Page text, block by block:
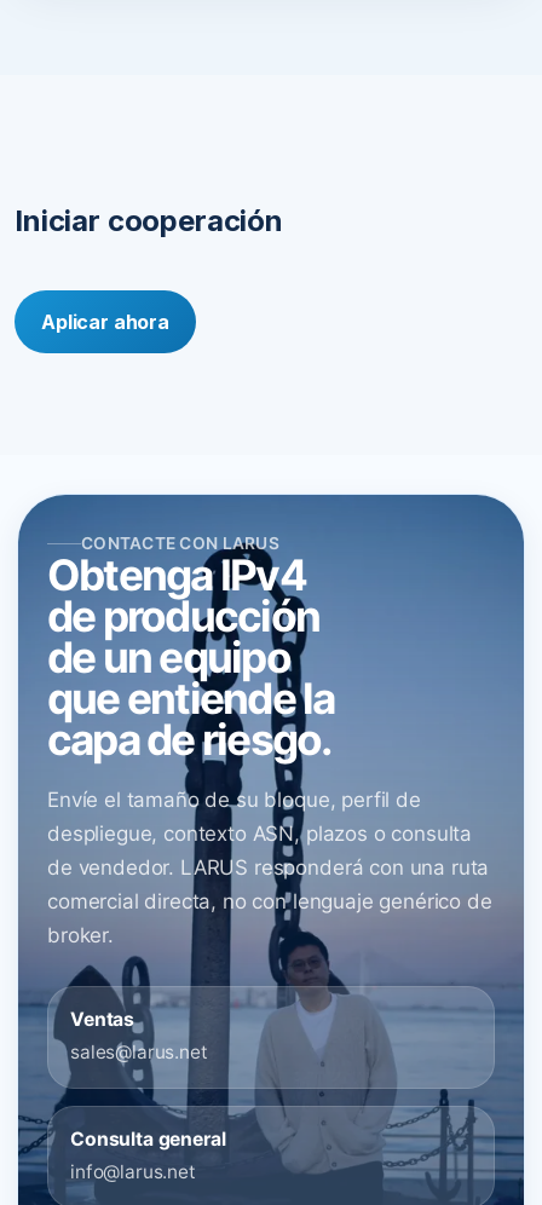
Iniciar cooperación
Aplicar ahora
CONTACTE CON LARUS
Obtenga IPv4
de producción
de un equipo
que entiende la
capa de riesgo.
Envíe el tamaño de su bloque, perfil de
despliegue, contexto ASN, plazos o consulta
de vendedor. LARUS responderá con una ruta
comercial directa, no con lenguaje genérico de
broker.
Ventas
sales@larus.net
Consulta general
info@larus.net